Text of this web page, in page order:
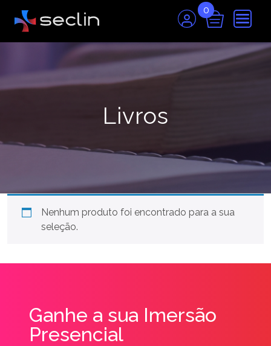
0
Livros
Nenhum produto foi encontrado para a sua
seleção.
Ganhe a sua Imersão
Presencial